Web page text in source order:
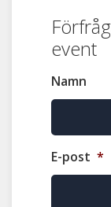
event
Namn
E-post *